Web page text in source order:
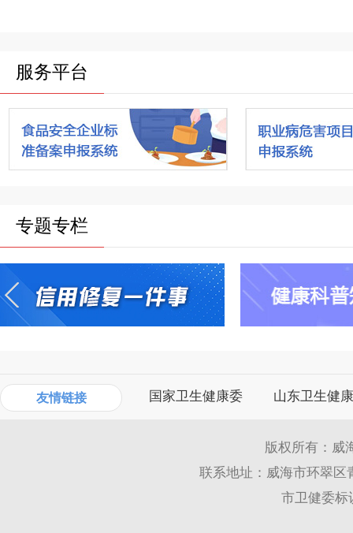
服务平台
专题专栏
友情链接 国家卫生健康委 山东卫生健
版权所有：威
联系地址：威海市环翠区
市卫健委标